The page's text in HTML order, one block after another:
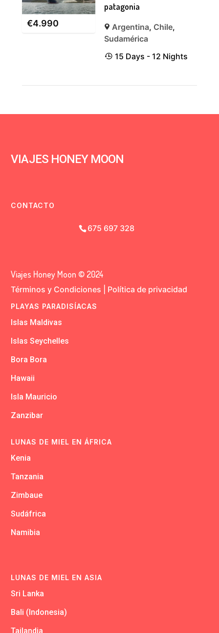
€4.990
patagonia
Argentina, Chile,
Sudamérica
15 Days - 12 Nights
VIAJES HONEY MOON
CONTACTO
675 697 328
Viajes Honey Moon © 2024
Términos y Condiciones Política de privacidad
PLAYAS PARADISÍACAS
Islas Maldivas
Islas Seychelles
Bora Bora
Hawaii
Isla Mauricio
Zanzibar
LUNAS DE MIEL EN ÁFRICA
Kenia
Tanzania
Zimbaue
Sudáfrica
Namibia
LUNAS DE MIEL EN ASIA
Sri Lanka
Bali (Indonesia)
Tailandia